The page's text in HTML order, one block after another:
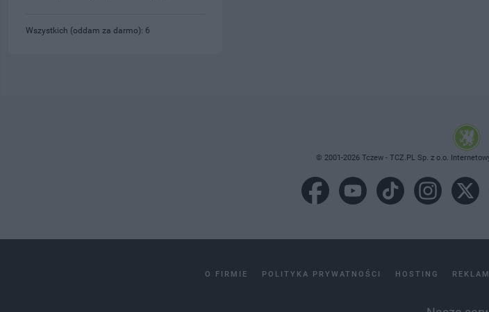
Wszystkich (oddam za darmo): 6
© 2001-2026 Tczew - TCZ.PL Sp. z o.o.
O FIRMIE POLITYKA PRYWATNOŚCI HOSTING